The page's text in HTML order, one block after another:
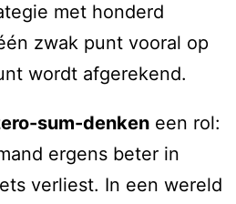
met honderd
zwak punt vooral op
wordt afgerekend.
sum-denken een rol:
ergens beter in
verliest. In een wereld